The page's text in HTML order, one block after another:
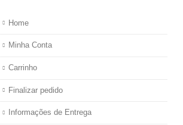
Home
Minha Conta
Carrinho
Finalizar pedido
Informações de Entrega